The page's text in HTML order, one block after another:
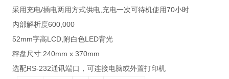
采用充电/插电两用方式供电,充电一次可待机使用70小时
内部解析度600,000
52mm字高LCD, 附白色LED背光
秤盘尺寸:240mm x 370mm
选配RS-232通讯端口，可连接电脑或外置打印机